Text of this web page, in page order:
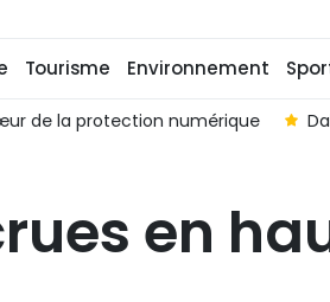
Tourisme Environnement
de la protection numérique
en